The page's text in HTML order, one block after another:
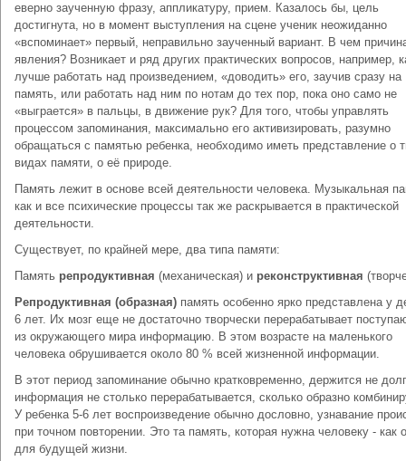
еверно заученную фразу, аппликатуру, прием. Казалось бы, цель
достигнута, но в момент выступления на сцене ученик неожиданно
«вспоминает» первый, неправильно заученный вариант. В чем
явления? Возникает и ряд других практических вопросов, например,
лучше работать над произведением, «доводить» его, заучив сразу на
память, или работать над ним по нотам до тех пор, пока оно само не
«выграется» в пальцы, в движение рук? Для того, чтобы управлять
процессом запоминания, максимально его активизировать, разумно
обращаться с памятью ребенка, необходимо иметь представление о
видах памяти, о её природе.
Память лежит в основе всей деятельности человека. Музыкальная
как и все психические процессы так же раскрывается в практической
деятельности.
Существует, по крайней мере, два типа памяти:
Память репродуктивная (механическая) и реконструктивная
Репродуктивная (образная) память особенно ярко представлена у
6 лет. Их мозг еще не достаточно творчески перерабатывает
из окружающего мира информацию. В этом возрасте на маленького
человека обрушивается около 80 % всей жизненной информации.
В этот период запоминание обычно кратковременно, держится не
информация не столько перерабатывается, сколько образно
У ребенка 5-6 лет воспроизведение обычно дословно, узнавание
при точном повторении. Это та память, которая нужна человеку - как
для будущей жизни.